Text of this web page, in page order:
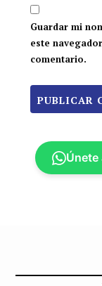
Guardar mi
este
comentario.
Únete